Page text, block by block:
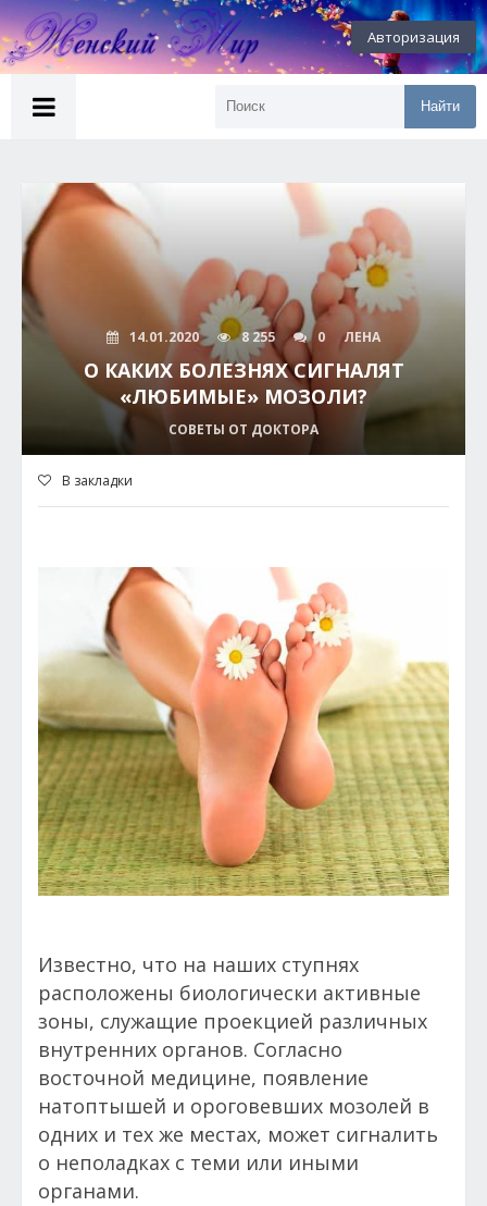
Авторизация
Найти
14.01.2020 8 255 0 ЛЕНА
О КАКИХ БОЛЕЗНЯХ СИГНАЛЯТ
«ЛЮБИМЫЕ» МОЗОЛИ?
СОВЕТЫ ОТ ДОКТОРА
В закладки
Известно, что на наших ступнях
расположены биологически активные
зоны, служащие проекцией различных
внутренних органов. Согласно
восточной медицине, появление
натоптышей и ороговевших мозолей в
одних и тех же местах, может сигналить
о неполадках с теми или иными
органами.